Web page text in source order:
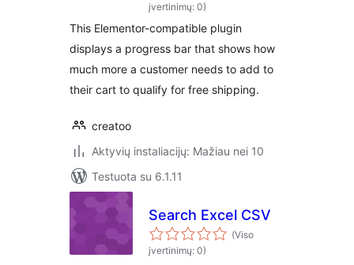
įvertinimų: 0)
This Elementor-compatible plugin
displays a progress bar that shows how
much more a customer needs to add to
their cart to qualify for free shipping.
creatoo
Aktyvių instaliacijų: Mažiau nei 10
Testuota su 6.1.11
Search Excel CSV
(Viso
įvertinimų: 0)